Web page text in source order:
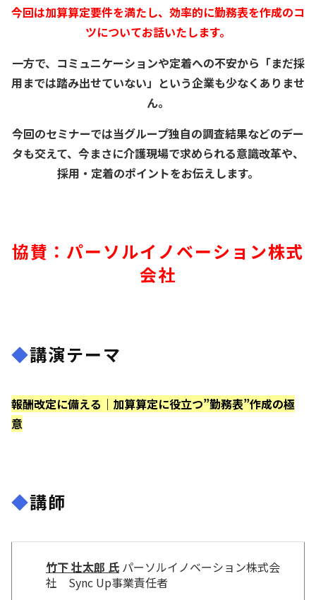
今回は加算算定要件を満たし、効率的に勤務表を作成のコ
ツについてお話いたします。
一方で、コミュニケーションや定着への不安から「まだ採
用までは踏み出せていない」という企業も少なくありませ
ん。
今回のセミナーでは当グループ独自の調査結果などのデー
タも交えて、今まさに介護現場で求められる意識改革や、
採用・定着のポイントをお伝えします。
協賛：パーソルイノベーション株式
会社
◆講演テーマ
報酬改定に備える｜加算算定に役立つ”勤務表”作成の極
意
◆講師
竹下 壮太郎 氏 パーソルイノベーション株式会
社 Sync Up事業責任者